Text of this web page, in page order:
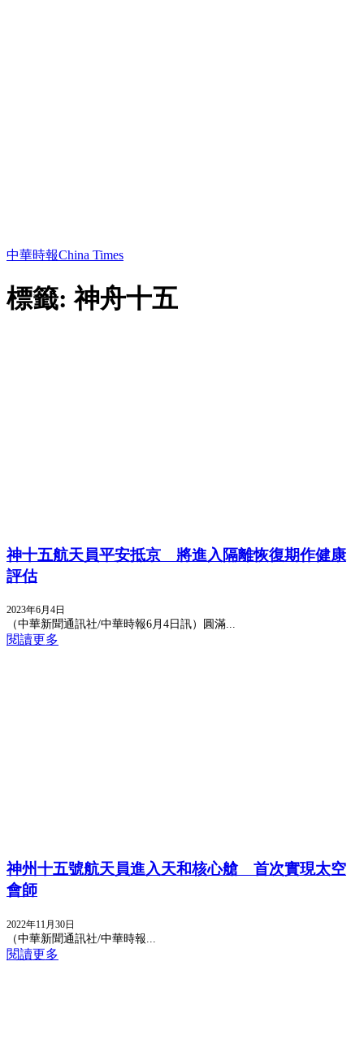
中華時報China Times
標籤: 神舟十五
神十五航天員平安抵京 將進入隔離恢復期作健康
評估
2023年6月4日
（中華新聞通訊社/中華時報6月4日訊）圓滿...
閱讀更多
神州十五號航天員進入天和核心艙 首次實現太空
會師
2022年11月30日
（中華新聞通訊社/中華時報...
閱讀更多